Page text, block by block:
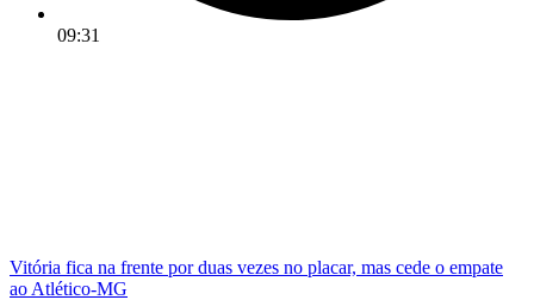
09:31
Vitória fica na frente por duas vezes no placar, mas cede o empate
ao Atlético-MG